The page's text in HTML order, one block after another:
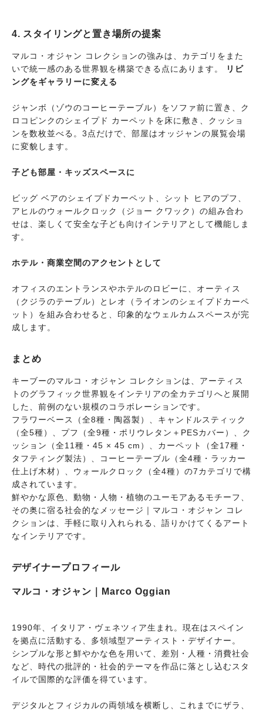
4. スタイリングと置き場所の提案
マルコ・オジャン コレクションの強みは、カテゴリをまた
いで統一感のある世界観を構築できる点にあります。
リビ
ングをギャラリーに変える
ジャンボ（ゾウのコーヒーテーブル）をソファ前に置き、ク
ロコピンクのシェイプド カーペットを床に敷き、クッショ
ンを数枚並べる。3点だけで、部屋はオッジャンの展覧会場
に変貌します。
子ども部屋・キッズスペースに
ビッグ ベアのシェイプドカーペット、シット ヒアのプフ、
アヒルのウォールクロック（ジョー クワック）の組み合わ
せは、楽しくて安全な子ども向けインテリアとして機能しま
す。
ホテル・商業空間のアクセントとして
オフィスのエントランスやホテルのロビーに、オーティス
（クジラのテーブル）とレオ（ライオンのシェイプドカーペ
ット）を組み合わせると、印象的なウェルカムスペースが完
成します。
まとめ
キーブーのマルコ・オジャン コレクションは、アーティス
トのグラフィック世界観をインテリアの全カテゴリへと展開
した、前例のない規模のコラボレーションです。
フラワーベース（全8種・陶器製）、キャンドルスティック
（全5種）、プフ（全9種・ポリウレタン＋PESカバー）、ク
ッション（全11種・45 × 45 cm）、カーペット（全17種・
タフティング製法）、コーヒーテーブル（全4種・ラッカー
仕上げ木材）、ウォールクロック（全4種）の7カテゴリで構
成されています。
鮮やかな原色、動物・人物・植物のユーモアあるモチーフ、
その奥に宿る社会的なメッセージ｜マルコ・オジャン コレ
クションは、手軽に取り入れられる、語りかけてくるアート
なインテリアです。
デザイナープロフィール
マルコ・オジャン｜Marco Oggian
1990年、イタリア・ヴェネツィア生まれ。現在はスペイン
を拠点に活動する、多領域型アーティスト・デザイナー。
シンプルな形と鮮やかな色を用いて、差別・人種・消費社会
など、時代の批評的・社会的テーマを作品に落とし込むスタ
イルで国際的な評価を得ています。
デジタルとフィジカルの両領域を横断し、これまでにザラ、